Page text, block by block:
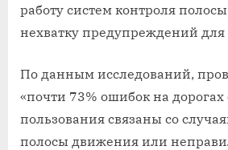
работу систем контроля
нехватку предупреждений для
По данным исследований,
«почти 73% ошибок на дорогах
пользования связаны со
полосы движения или